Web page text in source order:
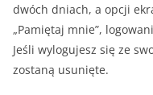
dwóch dniach, a opcji
„Pamiętaj mnie”,
Jeśli wylogujesz się ze
zostaną usunięte.